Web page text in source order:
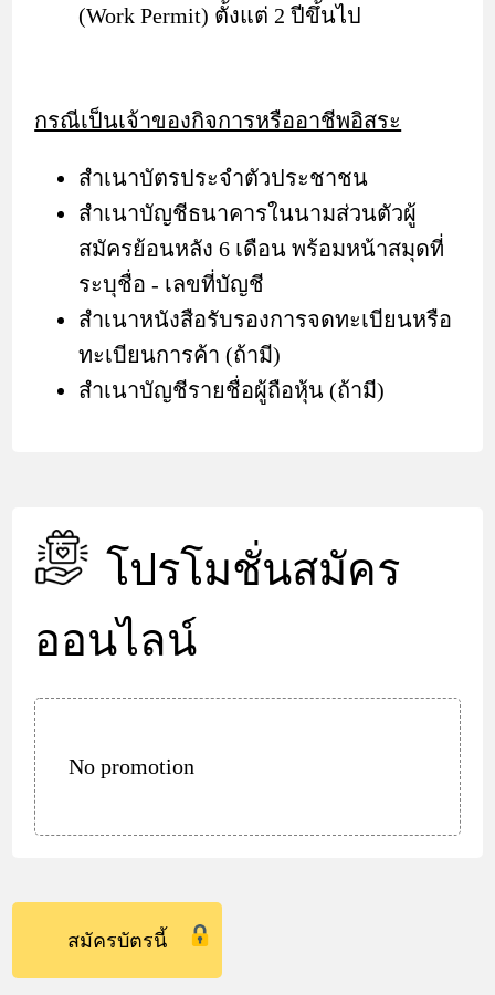
(Work Permit) ตั้งแต่ 2 ปีขึ้นไป
กรณีเป็นเจ้าของกิจการหรืออาชีพอิสระ
สำเนาบัตรประจำตัวประชาชน
สำเนาบัญชีธนาคารในนามส่วนตัวผู้
สมัครย้อนหลัง 6 เดือน พร้อมหน้าสมุดที่
ระบุชื่อ - เลขที่บัญชี
สำเนาหนังสือรับรองการจดทะเบียนหรือ
ทะเบียนการค้า (ถ้ามี)
สำเนาบัญชีรายชื่อผู้ถือหุ้น (ถ้ามี)
โปรโมชั่นสมัคร
ออนไลน์
No promotion
สมัครบัตรนี้